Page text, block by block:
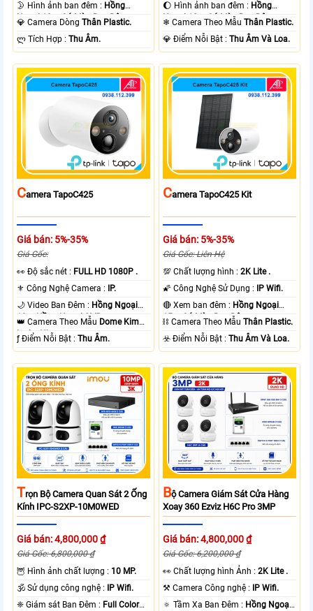
🌛 Hình ảnh ban đêm : Hồng
Ngoại 10m Có Màu Ban Ðêm.
💎 Camera DòngThân Plastic.
️ლ Tích Hợp :Thu Âm.
🌔 Hình ảnh ban đêm : Hồng
Ngoại 10m Có Màu Ban Ðêm.
❄ Camera Theo MẫuThân Plastic.
️💎 Điểm Nỗi Bật :Thu Âm Và Loa.
CAmera TapoC425
Giá bán: 5%-35%
Giá Gốc:
️👀 Độ sắc nét : FULL HD 1080P .
⚜️ Công Nghệ Camera :
IP.
🌙 Video Ban Đêm : Hồng Ngoại
10m Hồng Ngoại SMD.
👑 Camera Theo Mẫu Dome Kim
loại + Nhựa.
️ƒ Điểm Nỗi Bật :Thu Âm.
CAmera TapoC425 Kit
Giá bán: 5%-35%
Giá Gốc: Liên Hệ
💯 Chất lượng hình :2K Lite .
🌠 Công Nghệ Sử Dụng :
IP Wifi.
🔴 Xem ban đêm : Hồng Ngoại
15m Có Màu Ban Ðêm.
⛓ Camera Theo MẫuThân Plastic.
️☣️ Điểm Nỗi Bật :Thu Âm Và Loa.
TRọn Bộ Camera Quan Sát 2 Ống
Kính IPC-S2XP-10M0WED
Giá bán: 4,800,000 ₫
Giá Gốc: 6,800,000 ₫
🦉 Hình ảnh chất lượng : 10 MP.
🕉️ Sử dụng công nghệ :
IP Wifi.
❈ Giám sát Ban Đêm : Full Color
BỘ Camera Giám Sát Cửa Hàng
Xoay 360 Ezviz H6C Pro 3MP
Giá bán: 4,800,000 ₫
Giá Gốc: 6,200,000 ₫
️👀 Chất lượng hình Ảnh :2K Lite .
⚒ Camera Công nghệ :
IP Wifi.
🔅 Tầm Xa Ban Đêm : Hồng Ngoại